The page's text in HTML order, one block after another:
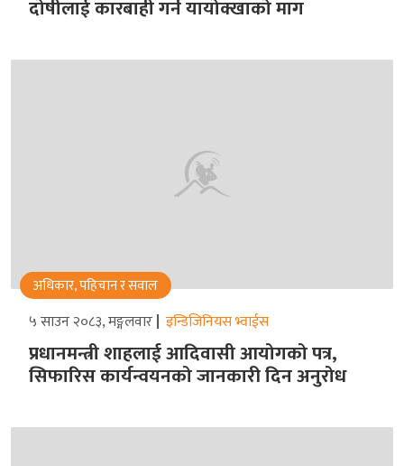
दोषीलाई कारबाही गर्न यायोक्खाको माग
अधिकार, पहिचान र सवाल
५ साउन २०८३, मङ्गलवार इन्डिजिनियस भ्वाईस
प्रधानमन्त्री शाहलाई आदिवासी आयोगको पत्र,
सिफारिस कार्यन्वयनको जानकारी दिन अनुरोध